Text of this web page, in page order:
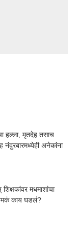
हल्ला, मृतदेह तसाच
नंदुरबारमध्येही अनेकांना
शिक्षकांवर मधमाशांचा
काय घडलं?